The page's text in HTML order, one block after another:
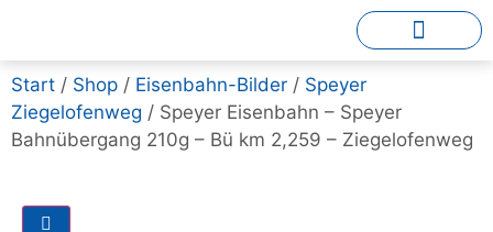
Start / Shop / Eisenbahn-Bilder / Speyer
Ziegelofenweg / Speyer Eisenbahn – Speyer
Bahnübergang 210g – Bü km 2,259 – Ziegelofenweg